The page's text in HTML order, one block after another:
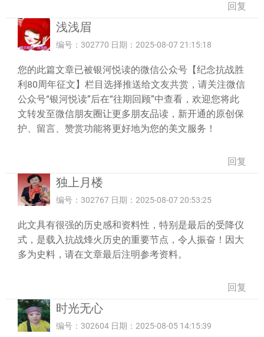
回复
浅浅眉
编号：302770 日期：2025-08-07 21:15:18
您的此篇文章已被银河悦读的微信公众号【纪念抗战胜
利80周年征文】栏目选择推送给文友共赏，请关注微信
公众号“银河悦读”后在“往期回顾”中查看，欢迎您将此
文转发至微信朋友圈让更多朋友品读，新开通的原创保
护、留言、赞赏功能将更好地为您的美文服务！
回复
独上月楼
编号：302767 日期：2025-08-07 20:53:25
此文具有很强的历史感和资料性，特别是最后的受降仪
式，是载入抗战烽火历史的重要节点，令人振奋！因大
多为史料，请在文章最后注明参考资料。
回复
时光无心
编号：302604 日期：2025-08-05 14:15:39